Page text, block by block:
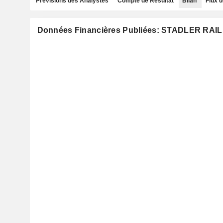
Données Financières Publiées: STADLER RAIL